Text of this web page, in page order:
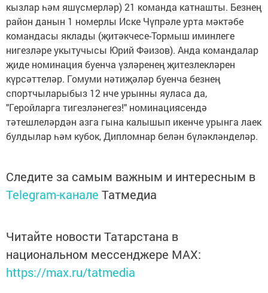
кызлар һәм яшүсмерләр) 21 команда катнашты. Безнең
район данын 1 номерлы Иске Чүпрәле урта мәктәбе
командасы яклады (җитәкчесе-Тормыш иминлеге
нигезләре укытучысы Юрий Фәизов). Анда командалар
җиде номинация буенча үзләренең җитезлекләрен
күрсәттеләр. Гомуми нәтиҗәләр буенча безнең
спортчыларыбыз 12 нче урынны яуласа да,
"Геройларга тигезләнегез!" номинациясендә
тәтешлеләрдән азга гына калышып икенче урынга лаек
булдылар һәм кубок, Дипломнар белән бүләкләнделәр.
Следите за самым важным и интересным в
Telegram-канале Татмедиа
Читайте новости Татарстана в
национальном мессенджере MАХ:
https://max.ru/tatmedia